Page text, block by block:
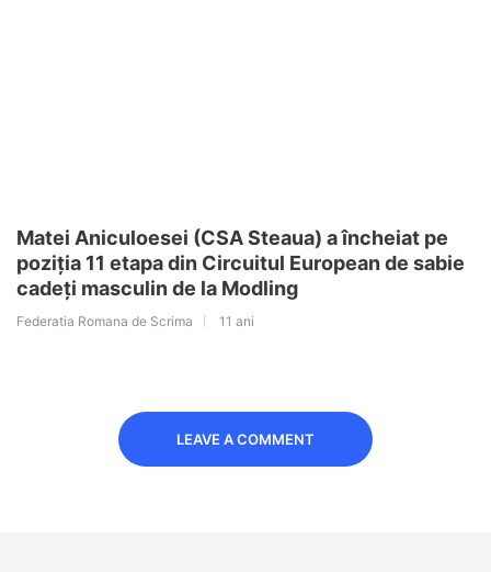
Matei Aniculoesei (CSA Steaua) a încheiat pe
poziția 11 etapa din Circuitul European de sabie
cadeți masculin de la Modling
Federatia Romana de Scrima 11 ani
LEAVE A COMMENT